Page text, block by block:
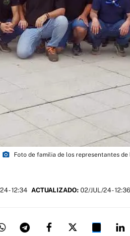
photo_camera Foto de familia de los representantes
- 12:34 ACTUALIZADO: 02/JUL/24 - 12:36